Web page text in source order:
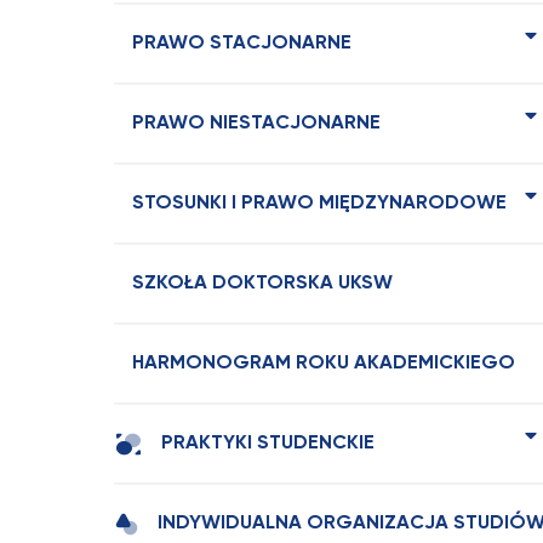
PRAWO STACJONARNE
PRAWO NIESTACJONARNE
STOSUNKI I PRAWO MIĘDZYNARODOWE
SZKOŁA DOKTORSKA UKSW
HARMONOGRAM ROKU AKADEMICKIEGO
PRAKTYKI STUDENCKIE
INDYWIDUALNA ORGANIZACJA